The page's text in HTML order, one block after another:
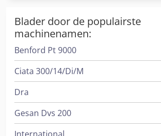
Blader door de populairste
machinenamen:
Benford Pt 9000
Ciata 300/14/Di/M
Dra
Gesan Dvs 200